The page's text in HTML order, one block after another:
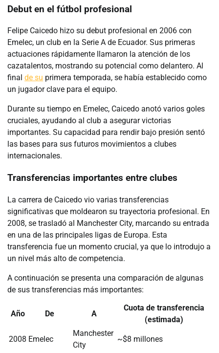
Debut en el fútbol profesional
Felipe Caicedo hizo su debut profesional en 2006 con
Emelec, un club en la Serie A de Ecuador. Sus primeras
actuaciones rápidamente llamaron la atención de los
cazatalentos, mostrando su potencial como delantero. Al
final de su primera temporada, se había establecido como
un jugador clave para el equipo.
Durante su tiempo en Emelec, Caicedo anotó varios goles
cruciales, ayudando al club a asegurar victorias
importantes. Su capacidad para rendir bajo presión sentó
las bases para sus futuros movimientos a clubes
internacionales.
Transferencias importantes entre clubes
La carrera de Caicedo vio varias transferencias
significativas que moldearon su trayectoria profesional. En
2008, se trasladó al Manchester City, marcando su entrada
en una de las principales ligas de Europa. Esta
transferencia fue un momento crucial, ya que lo introdujo a
un nivel más alto de competencia.
A continuación se presenta una comparación de algunas
de sus transferencias más importantes:
Año De A
Cuota de transferencia
(estimada)
2008 Emelec
Manchester
City
~$8 millones